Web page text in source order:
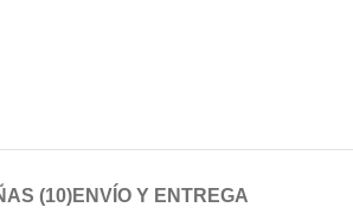
(10)ENVÍO Y ENTREGA